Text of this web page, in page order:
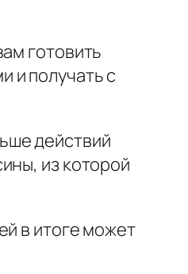
готовить
и получать с
действий
из которой
в итоге может